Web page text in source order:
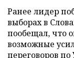
Ранее лидер
выборах в
пообещал, что
возможные
переговоров по